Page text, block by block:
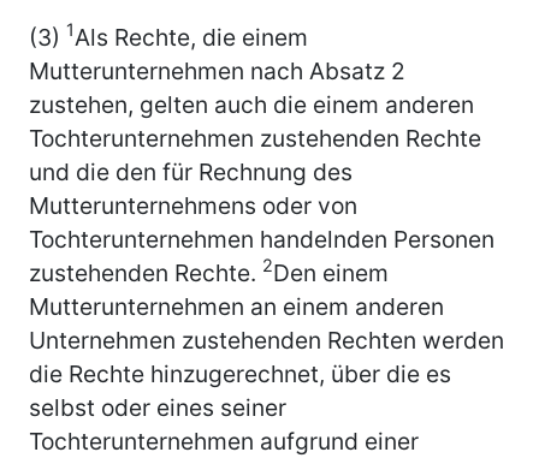
(3) 1Als Rechte, die einem
Mutterunternehmen nach Absatz 2
zustehen, gelten auch die einem anderen
Tochterunternehmen zustehenden Rechte
und die den für Rechnung des
Mutterunternehmens oder von
Tochterunternehmen handelnden Personen
zustehenden Rechte. 2Den einem
Mutterunternehmen an einem anderen
Unternehmen zustehenden Rechten werden
die Rechte hinzugerechnet, über die es
selbst oder eines seiner
Tochterunternehmen aufgrund einer